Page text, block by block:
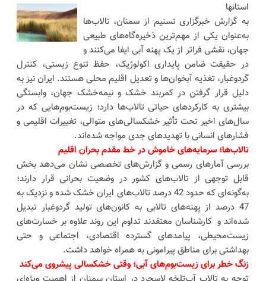
استانها
به گزارش خبرگزاری تسنیم از سمنان، تالاب‌ها
به‌عنوان یکی از مهم‌ترین ذخیره‌گاه‌های طبیعی
جهان، نقشی فراتر از یک پهنه آبی ایفا می‌کنند و
در حقیقت ضامن پایداری اکولوژیک، حفظ تنوع زیستی، کنترل
گردوغبار، تغذیه آبخوان‌ها و تعدیل اقلیم محلی هستند. ایران نیز به
دلیل قرار گرفتن در کمربند خشک و نیمه‌خشک جهان، وابستگی
بیشتری به کارکردهای حیاتی تالاب‌ها دارد؛ زیست‌بوم‌هایی که در
سال‌های اخیر تحت تأثیر خشکسالی‌های متوالی، تغییرات اقلیمی و
فشارهای انسانی با تهدیدهای جدی مواجه شده‌اند.
تالاب‌ها؛ سرمایه‌های خاموش در خط مقدم بحران اقلیم
بررسی آمارهای رسمی و گزارش‌های تخصصی نشان می‌دهد بخش
قابل توجهی از تالاب‌های کشور در وضعیت بحرانی قرار دارند؛
به‌گونه‌ای که حدود 42 درصد تالاب‌های ایران خشک شده و نزدیک به
47 درصد از پهنه‌های تالابی به کانون‌های تولید گردوغبار تبدیل
شده‌اند و کارشناسان معتقدند تداوم این روند علاوه بر خسارت‌های
زیست‌محیطی، پیامدهای گسترده اقتصادی، اجتماعی و حتی
بهداشتی برای مناطق پیرامونی به همراه خواهد داشت.
زنگ خطر برای زیست‌بوم‌های آبی؛ وقتی خشکسالی پیشروی می‌کند